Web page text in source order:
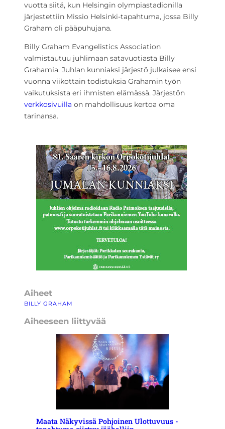
vuotta siitä, kun Helsingin olympiastadionilla
järjestettiin Missio Helsinki-tapahtuma, jossa Billy
Graham oli pääpuhujana.
Billy Graham Evangelistics Association
valmistautuu juhlimaan satavuotiasta Billy
Grahamia. Juhlan kunniaksi järjestö julkaisee ensi
vuonna viikottain todistuksia Grahamin työn
vaikutuksista eri ihmisten elämässä. Järjestön
verkkosivuilla on mahdollisuus kertoa oma
tarinansa.
Aiheet
BILLY GRAHAM
Aiheeseen liittyvää
Maata Näkyvissä Pohjoinen Ulottuvuus -